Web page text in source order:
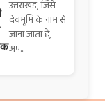
उत्तराखंड, जिसे
देवभूमि के नाम से
जाना जाता है,
अप...